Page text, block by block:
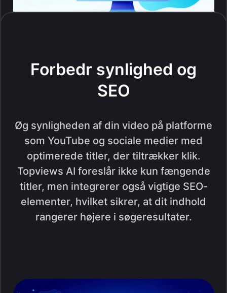
Forbedr synlighed og
SEO
Øg synligheden af din video på platforme
som YouTube og sociale medier med
optimerede titler, der tiltrækker klik.
Topviews AI foreslår ikke kun fængende
titler, men integrerer også vigtige SEO-
elementer, hvilket sikrer, at dit indhold
rangerer højere i søgeresultater.